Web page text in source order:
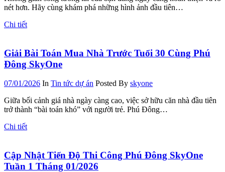
nét hơn. Hãy cùng khám phá những hình ảnh đầu tiên…
Chi tiết
Giải Bài Toán Mua Nhà Trước Tuổi 30 Cùng Phú
Đông SkyOne
07/01/2026 In Tin tức dự án Posted By skyone
Giữa bối cảnh giá nhà ngày càng cao, việc sở hữu căn nhà đầu tiên
trở thành “bài toán khó” với người trẻ. Phú Đông…
Chi tiết
Cập Nhật Tiến Độ Thi Công Phú Đông SkyOne
Tuần 1 Tháng 01/2026